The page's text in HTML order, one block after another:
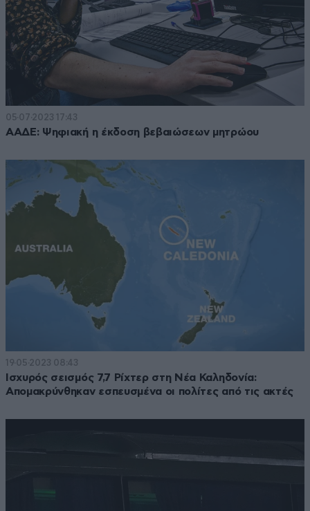
05·07·2023 17:43
ΑΑΔΕ: Ψηφιακή η έκδοση βεβαιώσεων μητρώου
19·05·2023 08:43
Ισχυρός σεισμός 7,7 Ρίχτερ στη Νέα Καληδονία:
Απομακρύνθηκαν εσπευσμένα οι πολίτες από τις ακτές